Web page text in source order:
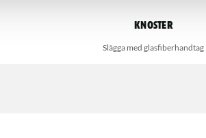
Knoster
Slägga med glasfiberhandtag